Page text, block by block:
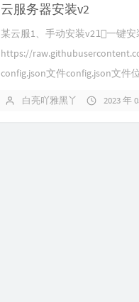
云服务器安装v2
某云服1、手动安装v21⃣️一键安
https://
config.json文件config.json文件
白亮吖雅黑丫 2023 年